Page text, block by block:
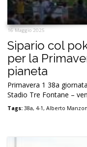
16 Maggio 2025
Sipario col
per la
pianeta
Primavera 1 38a
Stadio Tre Fontane –
Tags: 38a, 4-1, Alberto